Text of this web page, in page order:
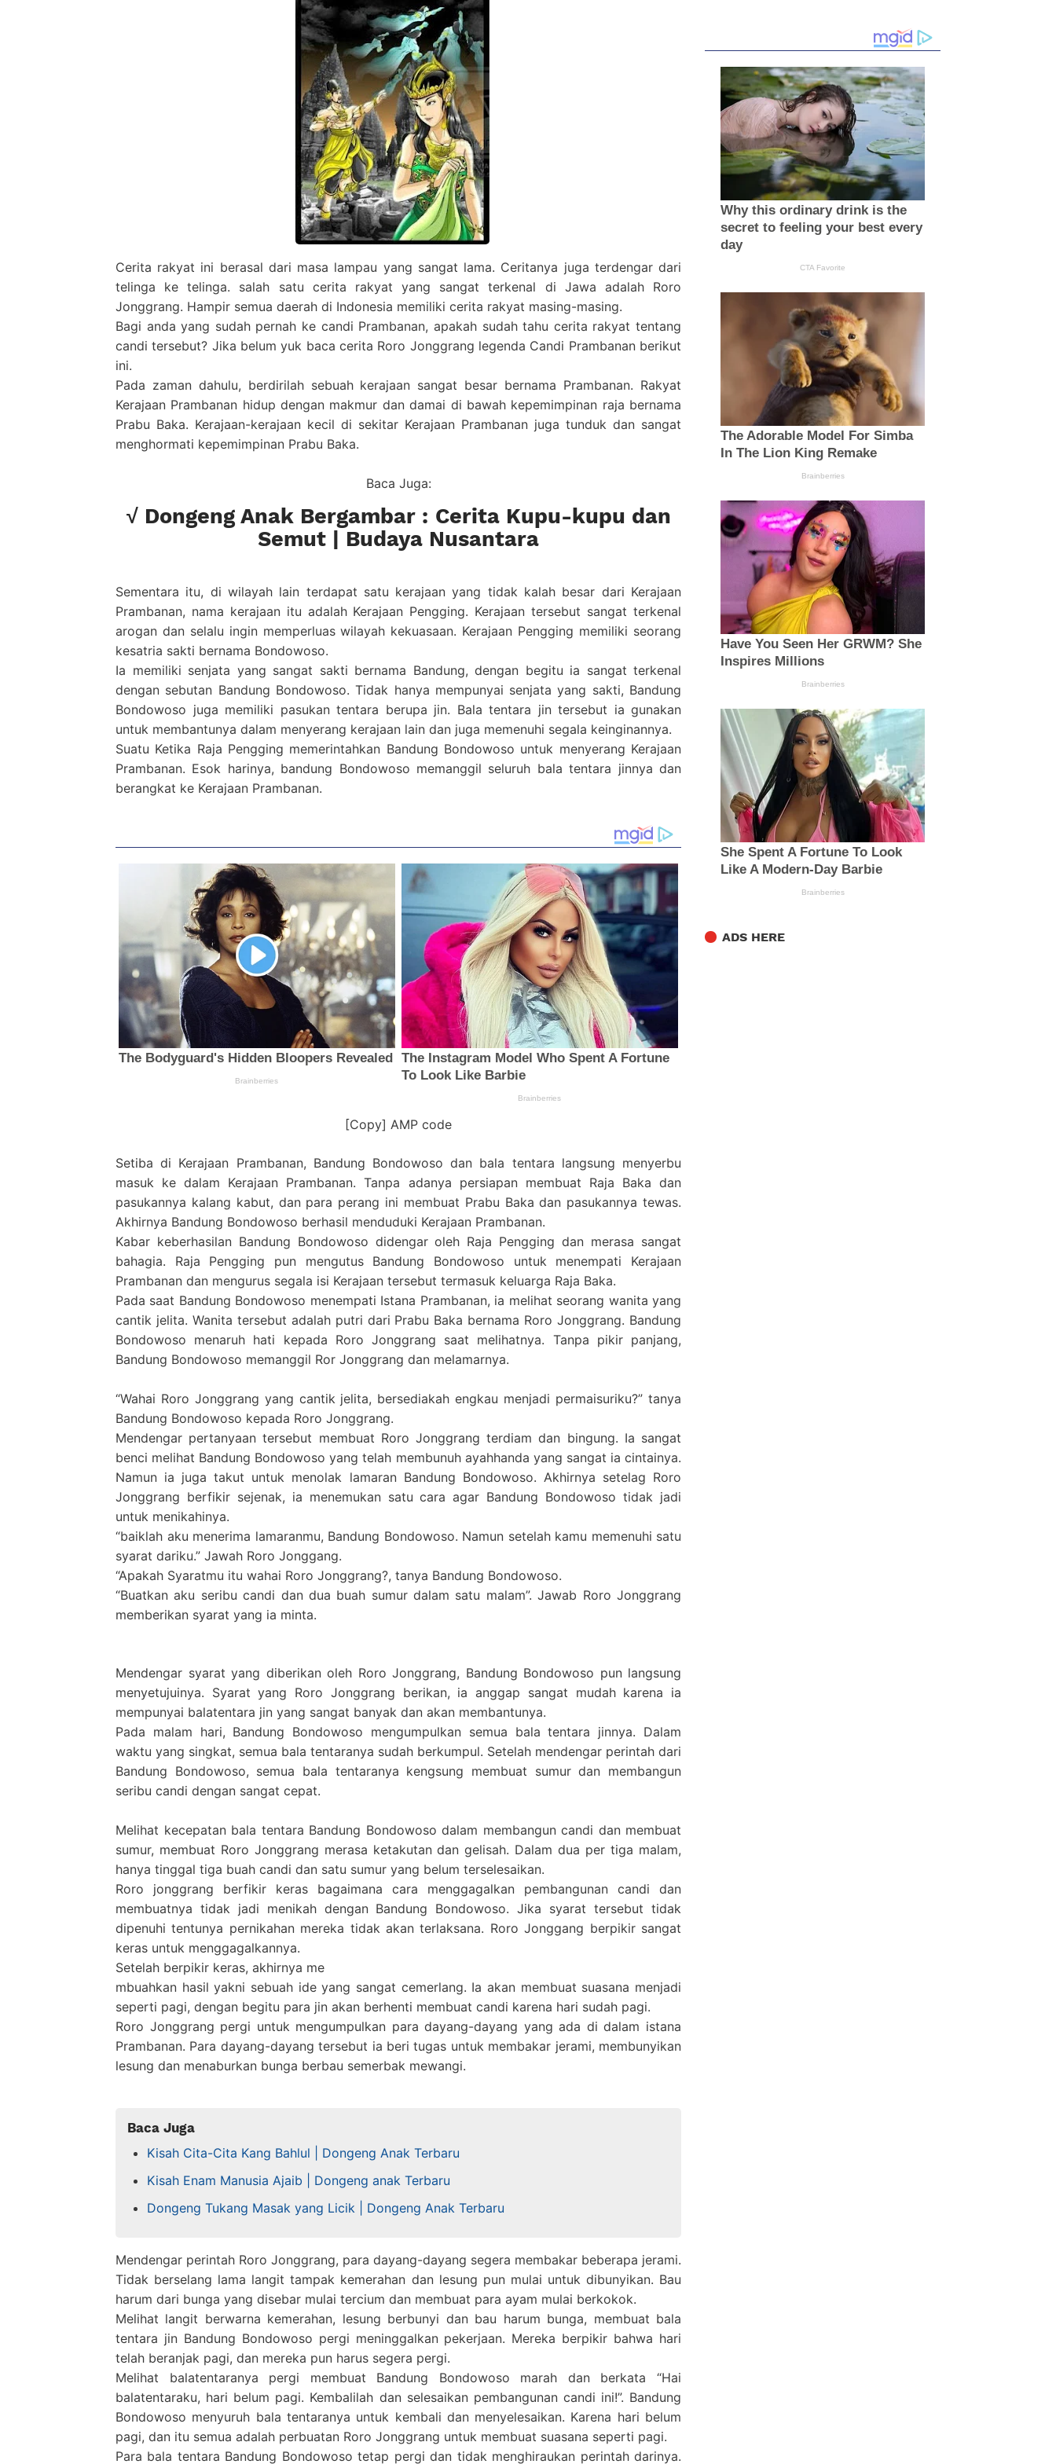
Cerita rakyat ini berasal dari masa lampau yang sangat lama. Ceritanya juga terdengar dari
telinga ke telinga. salah satu cerita rakyat yang sangat terkenal di Jawa adalah Roro
Jonggrang. Hampir semua daerah di Indonesia memiliki cerita rakyat masing-masing.
Bagi anda yang sudah pernah ke candi Prambanan, apakah sudah tahu cerita rakyat tentang
candi tersebut? Jika belum yuk baca cerita Roro Jonggrang legenda Candi Prambanan berikut
ini.
Pada zaman dahulu, berdirilah sebuah kerajaan sangat besar bernama Prambanan. Rakyat
Kerajaan Prambanan hidup dengan makmur dan damai di bawah kepemimpinan raja bernama
Prabu Baka. Kerajaan-kerajaan kecil di sekitar Kerajaan Prambanan juga tunduk dan sangat
menghormati kepemimpinan Prabu Baka.
Baca Juga:
√ Dongeng Anak Bergambar : Cerita Kupu-kupu dan
Semut | Budaya Nusantara
Sementara itu, di wilayah lain terdapat satu kerajaan yang tidak kalah besar dari Kerajaan
Prambanan, nama kerajaan itu adalah Kerajaan Pengging. Kerajaan tersebut sangat terkenal
arogan dan selalu ingin memperluas wilayah kekuasaan. Kerajaan Pengging memiliki seorang
kesatria sakti bernama Bondowoso.
Ia memiliki senjata yang sangat sakti bernama Bandung, dengan begitu ia sangat terkenal
dengan sebutan Bandung Bondowoso. Tidak hanya mempunyai senjata yang sakti, Bandung
Bondowoso juga memiliki pasukan tentara berupa jin. Bala tentara jin tersebut ia gunakan
untuk membantunya dalam menyerang kerajaan lain dan juga memenuhi segala keinginannya.
Suatu Ketika Raja Pengging memerintahkan Bandung Bondowoso untuk menyerang Kerajaan
Prambanan. Esok harinya, bandung Bondowoso memanggil seluruh bala tentara jinnya dan
berangkat ke Kerajaan Prambanan.
[Copy] AMP code
Setiba di Kerajaan Prambanan, Bandung Bondowoso dan bala tentara langsung menyerbu
masuk ke dalam Kerajaan Prambanan. Tanpa adanya persiapan membuat Raja Baka dan
pasukannya kalang kabut, dan para perang ini membuat Prabu Baka dan pasukannya tewas.
Akhirnya Bandung Bondowoso berhasil menduduki Kerajaan Prambanan.
Kabar keberhasilan Bandung Bondowoso didengar oleh Raja Pengging dan merasa sangat
bahagia. Raja Pengging pun mengutus Bandung Bondowoso untuk menempati Kerajaan
Prambanan dan mengurus segala isi Kerajaan tersebut termasuk keluarga Raja Baka.
Pada saat Bandung Bondowoso menempati Istana Prambanan, ia melihat seorang wanita yang
cantik jelita. Wanita tersebut adalah putri dari Prabu Baka bernama Roro Jonggrang. Bandung
Bondowoso menaruh hati kepada Roro Jonggrang saat melihatnya. Tanpa pikir panjang,
Bandung Bondowoso memanggil Ror Jonggrang dan melamarnya.
“Wahai Roro Jonggrang yang cantik jelita, bersediakah engkau menjadi permaisuriku?” tanya
Bandung Bondowoso kepada Roro Jonggrang.
Mendengar pertanyaan tersebut membuat Roro Jonggrang terdiam dan bingung. Ia sangat
benci melihat Bandung Bondowoso yang telah membunuh ayahhanda yang sangat ia cintainya.
Namun ia juga takut untuk menolak lamaran Bandung Bondowoso. Akhirnya setelag Roro
Jonggrang berfikir sejenak, ia menemukan satu cara agar Bandung Bondowoso tidak jadi
untuk menikahinya.
“baiklah aku menerima lamaranmu, Bandung Bondowoso. Namun setelah kamu memenuhi satu
syarat dariku.” Jawah Roro Jonggang.
“Apakah Syaratmu itu wahai Roro Jonggrang?, tanya Bandung Bondowoso.
“Buatkan aku seribu candi dan dua buah sumur dalam satu malam”. Jawab Roro Jonggrang
memberikan syarat yang ia minta.
Mendengar syarat yang diberikan oleh Roro Jonggrang, Bandung Bondowoso pun langsung
menyetujuinya. Syarat yang Roro Jonggrang berikan, ia anggap sangat mudah karena ia
mempunyai balatentara jin yang sangat banyak dan akan membantunya.
Pada malam hari, Bandung Bondowoso mengumpulkan semua bala tentara jinnya. Dalam
waktu yang singkat, semua bala tentaranya sudah berkumpul. Setelah mendengar perintah dari
Bandung Bondowoso, semua bala tentaranya kengsung membuat sumur dan membangun
seribu candi dengan sangat cepat.
Melihat kecepatan bala tentara Bandung Bondowoso dalam membangun candi dan membuat
sumur, membuat Roro Jonggrang merasa ketakutan dan gelisah. Dalam dua per tiga malam,
hanya tinggal tiga buah candi dan satu sumur yang belum terselesaikan.
Roro jonggrang berfikir keras bagaimana cara menggagalkan pembangunan candi dan
membuatnya tidak jadi menikah dengan Bandung Bondowoso. Jika syarat tersebut tidak
dipenuhi tentunya pernikahan mereka tidak akan terlaksana. Roro Jonggang berpikir sangat
keras untuk menggagalkannya.
Setelah berpikir keras, akhirnya me
mbuahkan hasil yakni sebuah ide yang sangat cemerlang. Ia akan membuat suasana menjadi
seperti pagi, dengan begitu para jin akan berhenti membuat candi karena hari sudah pagi.
Roro Jonggrang pergi untuk mengumpulkan para dayang-dayang yang ada di dalam istana
Prambanan. Para dayang-dayang tersebut ia beri tugas untuk membakar jerami, membunyikan
lesung dan menaburkan bunga berbau semerbak mewangi.
Baca Juga
Kisah Cita-Cita Kang Bahlul | Dongeng Anak Terbaru
Kisah Enam Manusia Ajaib | Dongeng anak Terbaru
Dongeng Tukang Masak yang Licik | Dongeng Anak Terbaru
Mendengar perintah Roro Jonggrang, para dayang-dayang segera membakar beberapa jerami.
Tidak berselang lama langit tampak kemerahan dan lesung pun mulai untuk dibunyikan. Bau
harum dari bunga yang disebar mulai tercium dan membuat para ayam mulai berkokok.
Melihat langit berwarna kemerahan, lesung berbunyi dan bau harum bunga, membuat bala
tentara jin Bandung Bondowoso pergi meninggalkan pekerjaan. Mereka berpikir bahwa hari
telah beranjak pagi, dan mereka pun harus segera pergi.
Melihat balatentaranya pergi membuat Bandung Bondowoso marah dan berkata “Hai
balatentaraku, hari belum pagi. Kembalilah dan selesaikan pembangunan candi ini!”. Bandung
Bondowoso menyuruh bala tentaranya untuk kembali dan menyelesaikan. Karena hari belum
pagi, dan itu semua adalah perbuatan Roro Jonggrang untuk membuat suasana seperti pagi.
Para bala tentara Bandung Bondowoso tetap pergi dan tidak menghiraukan perintah darinya.
ADS HERE